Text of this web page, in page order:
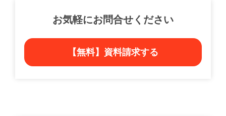
お気軽にお問合せください
【無料】資料請求する